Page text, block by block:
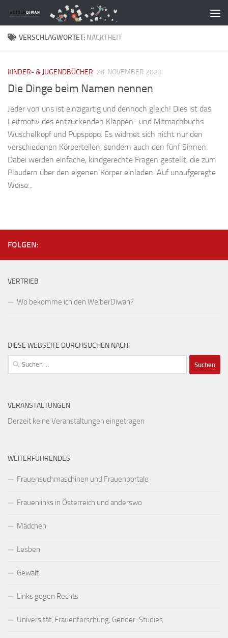
Zum Inhalt springen
VERSCHLAGWORTET: NACKTHEIT
KINDER- & JUGENDBÜCHER 28. NOVEMBER 2023
Die Dinge beim Namen nennen
Jeder von uns ist einzigartig und dennoch gleich! Dies ist das
Leitmotiv des entzückenden Klappen- und Mitmachbuchs
Wuschelkopf und Pupspopo. Es widmet sich nicht nur den
verschiedenen Körperteilen, sondern auch den fünf Sinnen.
Dabei werden einfache, kindgerechte Fragen gestellt, die zum
Plaudern über den eigenen Körper einladen. Auf unaufgeregte
Weise...
FOLGEN:
VERTRIEB
Wo bekomme ich den WeiberDiwan?
DIESE WEBSEITE DURCHSUCHEN NACH:
Suchen
nach:
VERANSTALTUNGEN
Derzeit keine Veranstaltungen eingetragen
WEITERFÜHRENDES
Frauensuchmaschinen und Frauenportale
Frauenlinks in Österreich und anderswo
Mädchen
Lesben
Gewalt
Links gegen Rechts
Universität, Frauenforschung, Gender-Studies